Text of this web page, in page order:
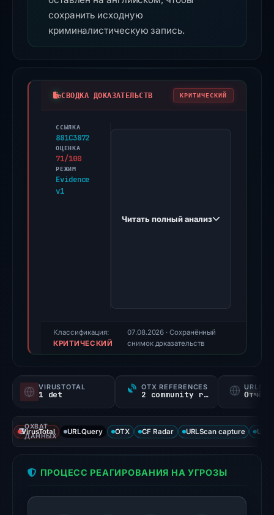
сохранить исходную
криминалистическую запись.
СВОДКА ДОКАЗАТЕЛЬСТВ КРИТИЧЕСКИЙ
ССЫЛКА
881C3872
ОЦЕНКА
71/100
РЕЖИМ
Evidence
v1
PhishDestroy
score,
not
1
VirusTotal
Читать полный анализ
Классификация:
КРИТИЧЕСКИЙ
07.08.2026 · Сохранённый
снимок доказательств
VIRUSTOTAL
1 det
OTX REFERENCES
2 community refs Отчёт
ОХВАТ
ДАННЫХ
VirusTotal URLQuery OTX CF Radar URLScan capture
ПРОЦЕСС РЕАГИРОВАНИЯ НА УГРОЗЫ